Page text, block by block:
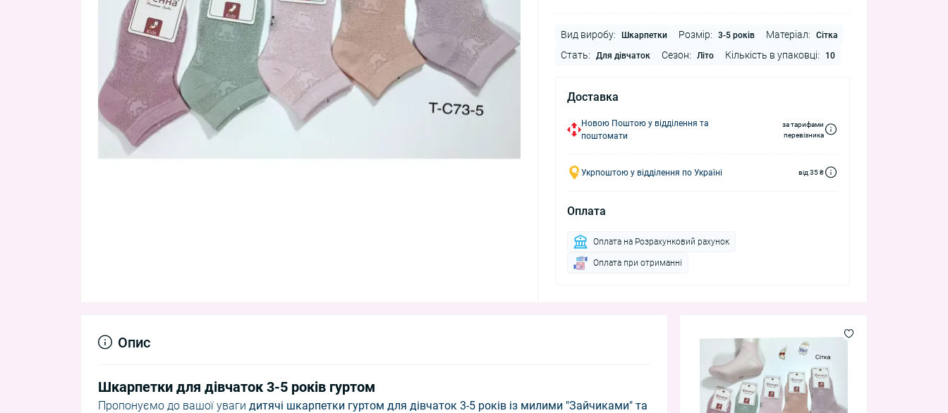
Вид виробу: Шкарпетки Розмір: 3-5 років Матеріал: Сітка
Стать: Для дівчаток Сезон: Літо Кількість в упаковці: 10
Доставка
Новою Поштою у відділення та
поштомати
за тарифами
перевізника
Укрпоштою у відділення по Україні від 35 ₴
Оплата
Оплата на Розрахунковий рахунок
Оплата при отриманні
Опис
Шкарпетки для дівчаток 3-5 років гуртом
Пропонуємо до вашої уваги дитячі шкарпетки гуртом для дівчаток 3-5 років із милими "Зайчиками" та